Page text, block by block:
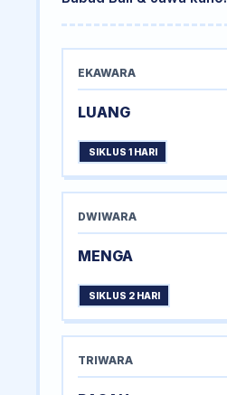
EKAWARA
LUANG
SIKLUS 1 HARI
DWIWARA
MENGA
SIKLUS 2 HARI
TRIWARA